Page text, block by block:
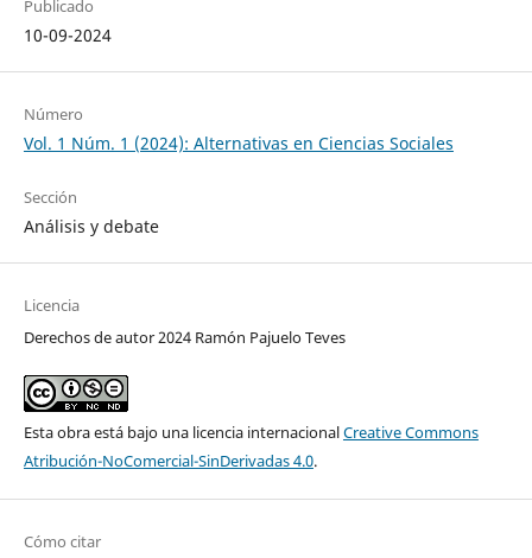
Publicado
10-09-2024
Número
Vol. 1 Núm. 1 (2024): Alternativas en Ciencias Sociales
Sección
Análisis y debate
Licencia
Derechos de autor 2024 Ramón Pajuelo Teves
Esta obra está bajo una licencia internacionalCreative Commons
Atribución-NoComercial-SinDerivadas 4.0.
Cómo citar